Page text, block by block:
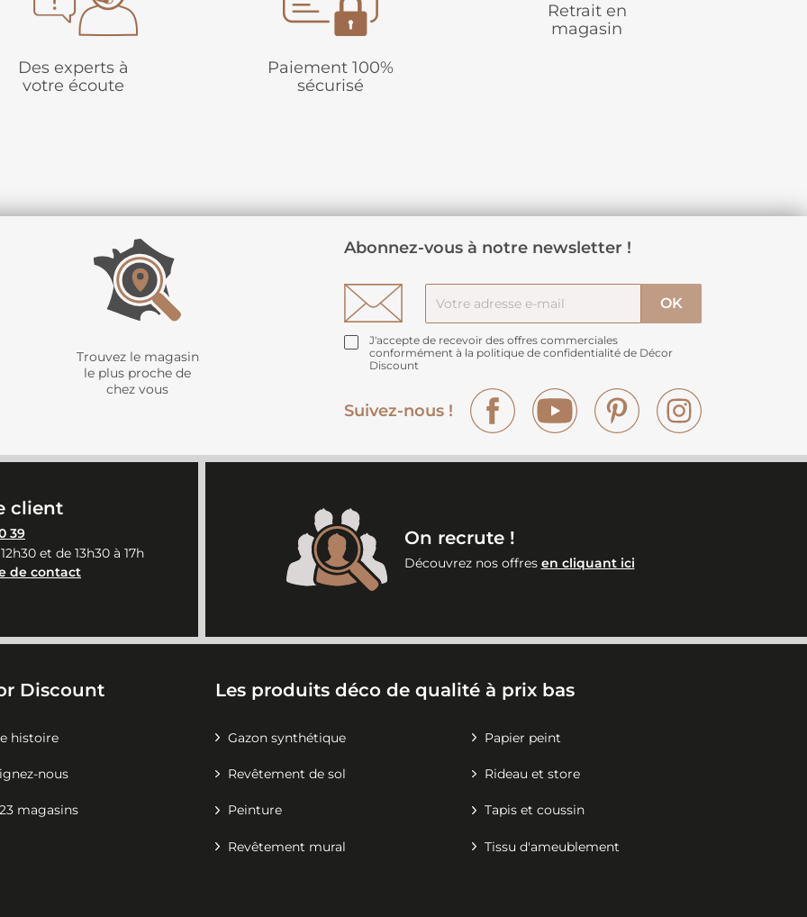
Des experts à
votre écoute
Paiement 100%
sécurisé
Retrait en
magasin
Trouvez le magasin
le plus proche de
chez vous
Abonnez-vous à notre newsletter !
J'accepte de recevoir des offres commerciales
conformément à la politique de confidentialité de Décor
Discount
Suivez-nous !
Facebook YouTube Pinterest
client
39
et de 13h30 à 17h
de contact
On recrute !
Découvrez nos offres en cliquant ici
Discount
histoire
nous
magasins
Les produits déco de qualité à prix bas
Gazon synthétique Papier peint
Revêtement de sol Rideau et store
Peinture Tapis et coussin
Revêtement mural Tissu d'ameublement